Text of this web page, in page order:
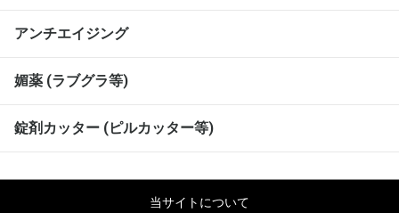
アンチエイジング
媚薬 (ラブグラ等)
錠剤カッター (ピルカッター等)
当サイトについて